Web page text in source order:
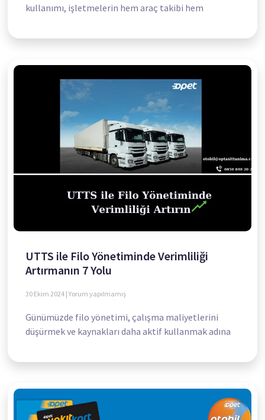
kullanımı, işletmelerin hem araç takibi hem
UTTS ile Filo Yönetiminde Verimliliği
Artırmanın 7 Yolu
30 Ekim 2024 Yorum yapılmamış
Günümüzde filo yönetimi, çalışma maliyetlerini
düşürmek ve kaynakları daha aktif kullanmak adına